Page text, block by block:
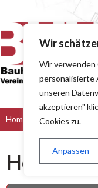
Wir
Wir verwenden
personalisierte
unseren
akzeptieren"
Cookies zu.
Anpassen
Home Bau & Handwerk
Holzbau